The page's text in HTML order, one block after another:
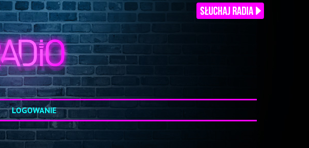
LOGOWANIE